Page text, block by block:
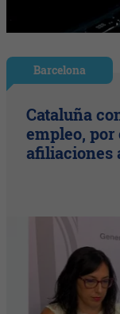
Barcelona
Cataluña
empleo,
afiliaciones